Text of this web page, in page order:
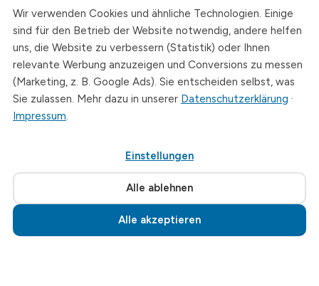
Jetzt anrufen · 03726 720560
Telefon
+49 (0)3726 - 720 560
E-Mail
info@drymat.de
Öffnungszeiten
Mo-Fr: 08:00 - 15:00 Uhr
© 2026 Drymat Systeme GmbH.Cookie-Einstellungen
Wir verwenden Cookies und ähnliche Technologien. Einige
sind für den Betrieb der Website notwendig, andere helfen
uns, die Website zu verbessern (Statistik) oder Ihnen
relevante Werbung anzuzeigen und Conversions zu messen
(Marketing, z. B. Google Ads). Sie entscheiden selbst, was
Sie zulassen. Mehr dazu in unserer Datenschutzerklärung ·
Impressum.
Einstellungen
Alle ablehnen
Alle akzeptieren